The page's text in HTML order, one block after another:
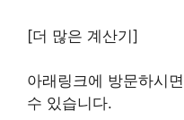
[더 많은 계산기]
아래링크에 방문하시
수 있습니다.